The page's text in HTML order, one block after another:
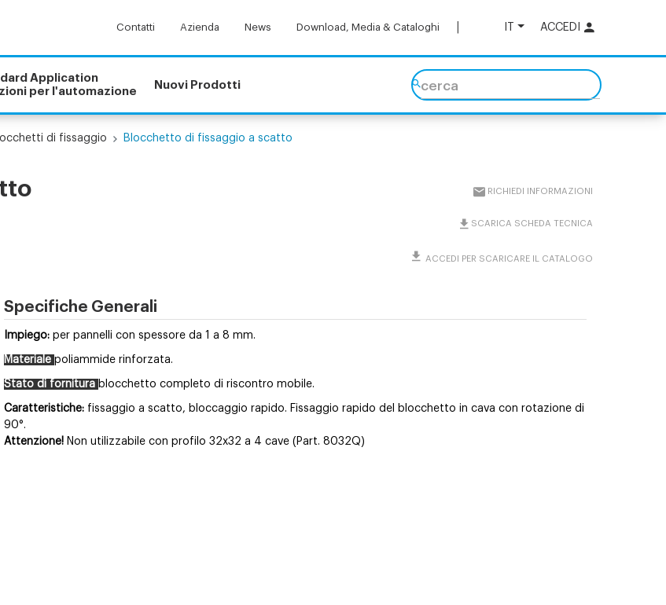
ACCEDI
Contatti Azienda News Download, Media & Cataloghi
Application
per l'automazione
Nuovi Prodotti cerca
di fissaggio Blocchetto di fissaggio a scatto
RICHIEDI INFORMAZIONI
SCARICA SCHEDA TECNICA
ACCEDI PER SCARICARE IL CATALOGO
Specifiche Generali
Impiego: per pannelli con spessore da 1 a 8 mm.
Materiale poliammide rinforzata.
Stato di fornitura blocchetto completo di riscontro mobile.
Caratteristiche: fissaggio a scatto, bloccaggio rapido. Fissaggio rapido del blocchetto in cava con rotazione di
90°.
Attenzione! Non utilizzabile con profilo 32x32 a 4 cave (Part. 8032Q)